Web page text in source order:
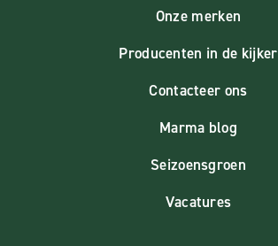
Onze merken
Producenten in de kijker
Contacteer ons
Marma blog
Seizoensgroen
Vacatures